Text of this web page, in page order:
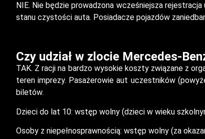
NIE. Nie będzie prowadzona wcześniejsza
stanu czystości auta. Posiadacze pojazdów
Czy udział w zlocie Mercedes-
TAK. Z racji na bardzo wysokie koszty związane z
teren imprezy. Pasażerowie aut uczestników
biletów.
Dzieci do lat 10: wstęp wolny (dzieci w wieku
Osoby z niepełnosprawnością: wstęp wolny (za